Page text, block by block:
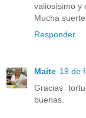
valiosísimo y
Mucha suerte
Responder
Maite 19 de
Gracias
buenas.